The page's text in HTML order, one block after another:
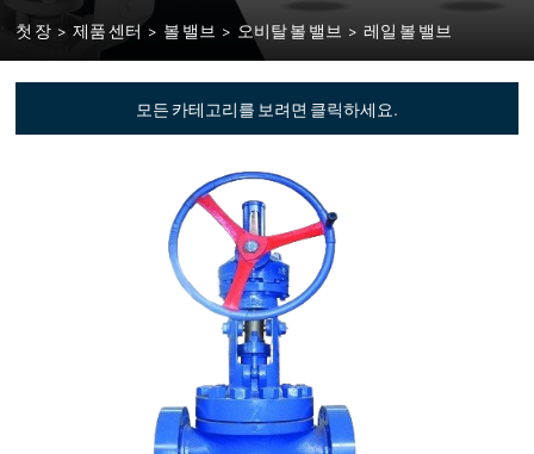
첫 장 > 제품 센터 > 볼 밸브 > 오비탈 볼 밸브 > 레일 볼 밸브
모든 카테고리를 보려면 클릭하세요.